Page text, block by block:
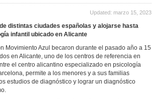
Updated: marzo 15, 2023
distintas ciudades españolas y alojarse hasta
infantil ubicado en Alicante
Movimiento Azul becaron durante el pasado año a 15
en Alicante, uno de los centros de referencia en
el centro alicantino especializado en psicología
permite a los menores y a sus familias
estudios de diagnóstico y lograr un diagnóstico